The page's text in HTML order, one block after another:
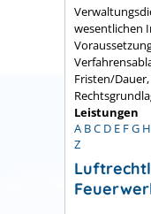
wesentlichen
Fristen/
Leistungen
A BC D E FG H
Z